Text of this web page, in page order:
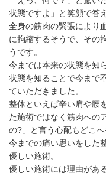
状態ですよ」と笑顔で答
全身の筋肉の緊張により
に拘縮するそうで、その
うです。
今までは本来の状態を知
状態を知ることで今まで
ていただきました。
整体といえば辛い肩や腰
た施術ではなく筋肉への
の?」と言う心配もどこ
今までの痛い思いをした
優しい施術。
優しい施術には理由があ